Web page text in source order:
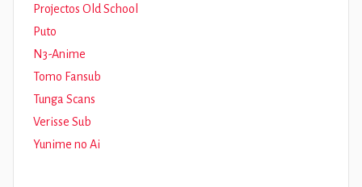
Projectos Old School
Puto
N3-Anime
Tomo Fansub
Tunga Scans
Verisse Sub
Yunime no Ai